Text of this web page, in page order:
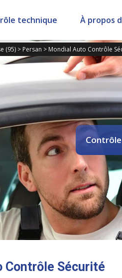
technique À propos
(95) > Persan > Mondial Auto Contrôle
Contrôle Sécurité